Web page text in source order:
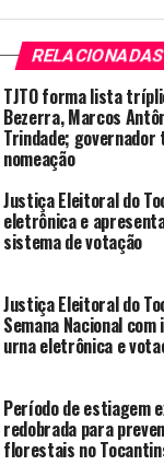
RELACIONADAS
TJTO forma lista
Bezerra, Marcos
Trindade;
nomeação
Justiça Eleitoral do
eletrônica e
sistema de votação
Justiça Eleitoral do
Semana Nacional
urna eletrônica e
Período de estiagem
redobrada para
florestais no